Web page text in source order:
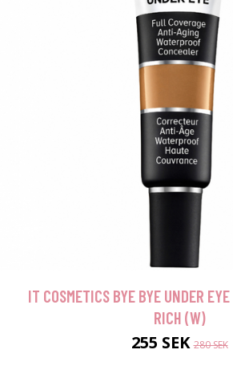
IT COSMETICS BYE BYE UNDER
RICH (W)
255 SEK280 SEK